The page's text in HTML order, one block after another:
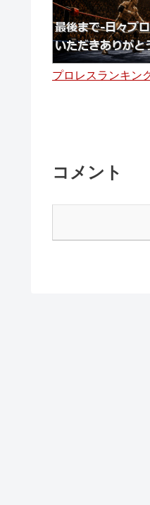
プロレスランキン
コメント